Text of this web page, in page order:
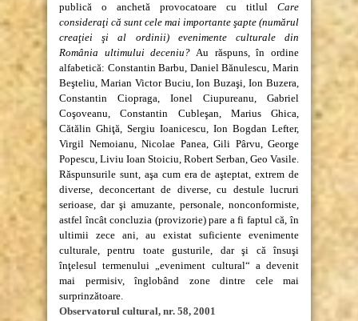
publică o anchetă provocatoare cu titlul Care
consideraţi că sunt cele mai importante şapte (numărul
creaţiei şi al ordinii) evenimente culturale din
România ultimului deceniu? Au răspuns, în ordine
alfabetică: Constantin Barbu, Daniel Bănulescu, Marin
Beşteliu, Marian Victor Buciu, Ion Buzaşi, Ion Buzera,
Constantin Ciopraga, Ionel Ciupureanu, Gabriel
Coşoveanu, Constantin Cubleşan, Marius Ghica,
Cătălin Ghiţă, Sergiu Ioanicescu, Ion Bogdan Lefter,
Virgil Nemoianu, Nicolae Panea, Gili Pârvu, George
Popescu, Liviu Ioan Stoiciu, Robert Serban, Geo Vasile.
Răspunsurile sunt, aşa cum era de aşteptat, extrem de
diverse, deconcertant de diverse, cu destule lucruri
serioase, dar şi amuzante, personale, nonconformiste,
astfel încât concluzia (provizorie) pare a fi faptul că, în
ultimii zece ani, au existat suficiente evenimente
culturale, pentru toate gusturile, dar şi că însuşi
înţelesul termenului „eveniment cultural“ a devenit
mai permisiv, înglobând zone dintre cele mai
surprinzătoare.
Observatorul cultural, nr. 58, 2001